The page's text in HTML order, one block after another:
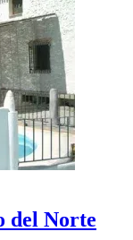
del Norte